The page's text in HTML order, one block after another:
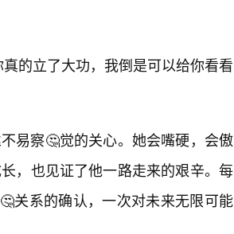
的立了大功，我倒是可以给你看看
易察🤔觉的关心。她会嘴硬，会傲
，也见证了他一路走来的艰辛。每
关系的确认，一次对未来无限可能